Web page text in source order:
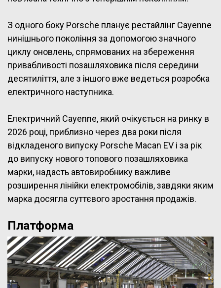
З одного боку Porsche планує рестайлінг Cayenne
нинішнього покоління за допомогою значного
циклу оновлень, спрямованих на збереження
привабливості позашляховика після середини
десятиліття, але з іншого вже ведеться розробка
електричного наступника.
Електричний Cayenne, який очікується на ринку в
2026 році, приблизно через два роки після
відкладеного випуску Porsche Macan EV і за рік
до випуску нового топового позашляховика
марки, надасть автовиробнику важливе
розширення лінійки електромобілів, завдяки яким
марка досягла суттєвого зростання продажів.
Платформа